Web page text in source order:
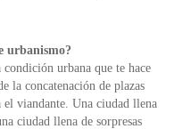
urbanismo?
urbana que te hace
la concatenación de plazas
viandante. Una ciudad llena
ciudad llena de sorpresas